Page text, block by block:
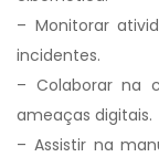
– Monitorar
incidentes.
– Colaborar na
ameaças digitais.
– Assistir na